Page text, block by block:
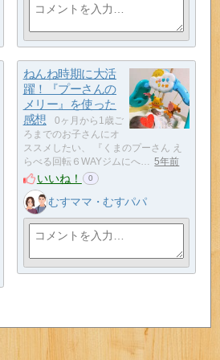
ねんね時期に大活
躍！『プーさんの
メリー』を使った
感想
0ヶ月から1歳ご
ろまでのお子さんにオ
ススメしたい、 『くまのプーさん え
らべる回転６WAYジムにへ… 5年前
いいね！ 0
むすママ・むすパパ